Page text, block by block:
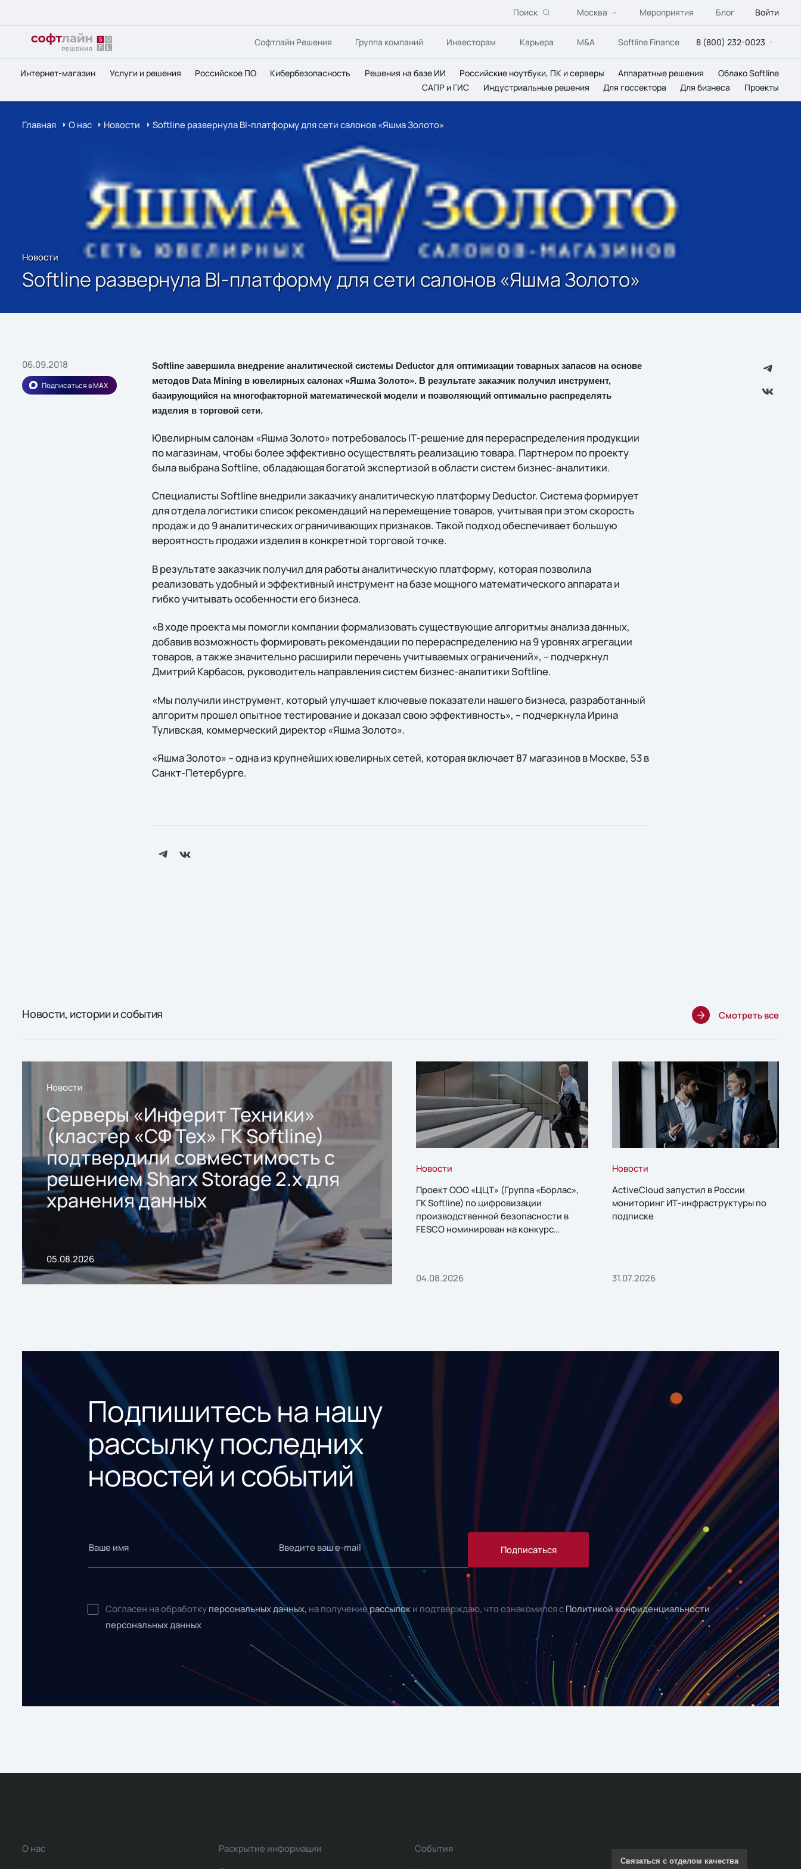
Поиск Москва Мероприятия Блог Войти
Софтлайн Решения Группа компаний Инвесторам Карьера M&A Softline Finance 8 (800) 232-0023
Интернет-магазин Услуги и решения Российское ПО Кибербезопасность Решения на базе ИИ Российские ноутбуки, ПК и серверы Аппаратные решения
Облако Softline
САПР и ГИС
Индустриальные решения Для госсектора Для бизнеса Проекты
Главная О нас Новости Softline развернула BI-платформу для сети салонов «Яшма Золото»
Новости
Softline развернула BI-платформу для сети салонов «Яшма Золото»
06.09.2018
Подписаться в MAX
Softline завершила внедрение аналитической системы Deductor для оптимизации товарных запасов на основе
методов Data Mining в ювелирных салонах «Яшма Золото». В результате заказчик получил инструмент,
базирующийся на многофакторной математической модели и позволяющий оптимально распределять
изделия в торговой сети.
Ювелирным салонам «Яшма Золото» потребовалось IТ-решение для перераспределения продукции
по магазинам, чтобы более эффективно осуществлять реализацию товара. Партнером по проекту
была выбрана Softline, обладающая богатой экспертизой в области систем бизнес-аналитики.
Специалисты Softline внедрили заказчику аналитическую платформу Deductor. Система формирует
для отдела логистики список рекомендаций на перемещение товаров, учитывая при этом скорость
продаж и до 9 аналитических ограничивающих признаков. Такой подход обеспечивает большую
вероятность продажи изделия в конкретной торговой точке.
В результате заказчик получил для работы аналитическую платформу, которая позволила
реализовать удобный и эффективный инструмент на базе мощного математического аппарата и
гибко учитывать особенности его бизнеса.
«В ходе проекта мы помогли компании формализовать существующие алгоритмы анализа данных,
добавив возможность формировать рекомендации по перераспределению на 9 уровнях агрегации
товаров, а также значительно расширили перечень учитываемых ограничений», – подчеркнул
Дмитрий Карбасов, руководитель направления систем бизнес-аналитики Softline.
«Мы получили инструмент, который улучшает ключевые показатели нашего бизнеса, разработанный
алгоритм прошел опытное тестирование и доказал свою эффективность», – подчеркнула Ирина
Туливская, коммерческий директор «Яшма Золото».
«Яшма Золото» – одна из крупнейших ювелирных сетей, которая включает 87 магазинов в Москве, 53 в
Санкт-Петербурге.
Новости, истории и события Смотреть все
Новости
Серверы «Инферит Техники»
(кластер «СФ Тех» ГК Softline)
подтвердили совместимость с
решением Sharx Storage 2.x для
хранения данных
05.08.2026
Новости
Проект ООО «ЦЦТ» (Группа «Борлас»,
ГК Softline) по цифровизации
производственной безопасности в
FESCO номинирован на конкурс
04.08.2026
Новости
ActiveCloud запустил в России
мониторинг ИТ-инфраструктуры по
подписке
31.07.2026
Подпишитесь на нашу
рассылку последних
новостей и событий
Подписаться
Согласен на обработку персональных данных, на получениерассылок и подтверждаю, что ознакомился с Политикой конфиденциальности
персональных данных
О нас
Раскрытие информации
События
Связаться с отделом качества